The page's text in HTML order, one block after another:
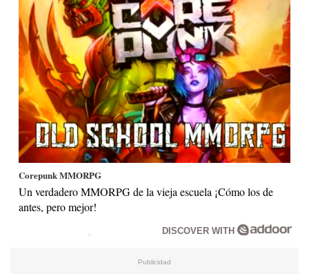
Corepunk MMORPG
Un verdadero MMORPG de la vieja escuela ¡Cómo los de
antes, pero mejor!
DISCOVER WITH